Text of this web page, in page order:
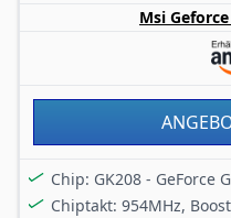
wenn du dein System
zusammenstellen
Empfohlen wird ein
Msi
Chip: GK208 - GeForce
Chiptakt: 954MHz,